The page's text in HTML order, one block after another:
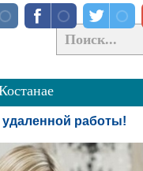
работы!